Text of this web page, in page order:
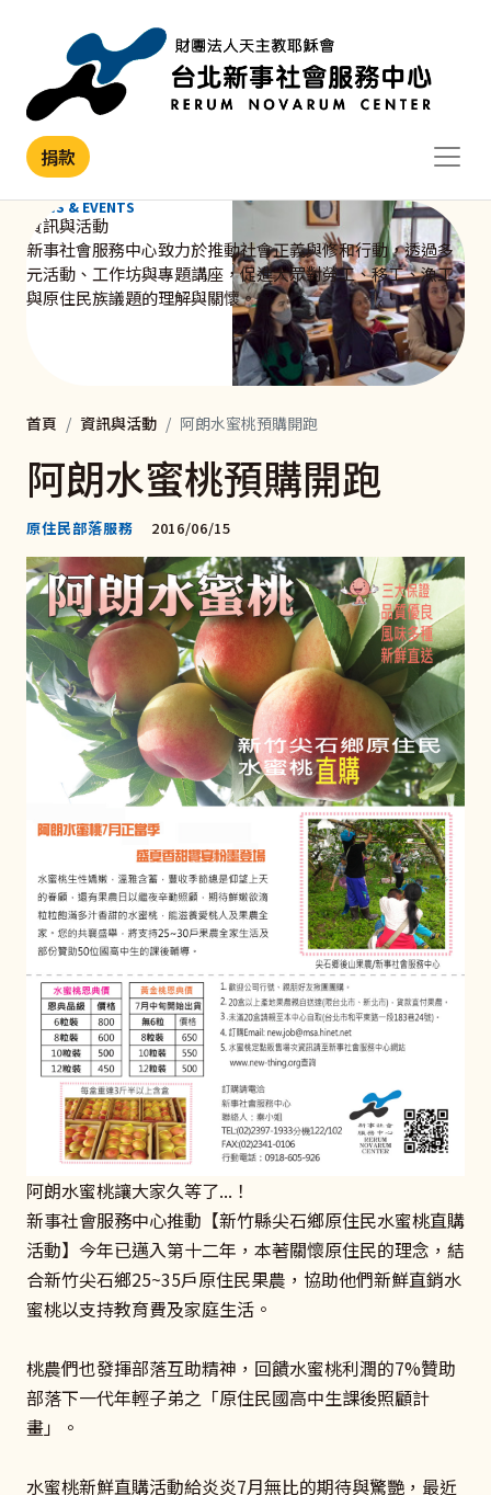
捐款
NEWS & EVENTS
資訊與活動
新事社會服務中心致力於推動社會正義與修和行動，透過多
元活動、工作坊與專題講座，促進大眾對勞工、移工、漁工
與原住民族議題的理解與關懷。
首頁 資訊與活動 阿朗水蜜桃預購開跑
阿朗水蜜桃預購開跑
原住民部落服務 2016/06/15
阿朗水蜜桃讓大家久等了...！
新事社會服務中心推動【新竹縣尖石鄉原住民水蜜桃直購
活動】今年已邁入第十二年，本著關懷原住民的理念，結
合新竹尖石鄉25~35戶原住民果農，協助他們新鮮直銷水
蜜桃以支持教育費及家庭生活。
桃農們也發揮部落互助精神，回饋水蜜桃利潤的7%贊助
部落下一代年輕子弟之「原住民國高中生課後照顧計
畫」。
水蜜桃新鮮直購活動給炎炎7月無比的期待與驚艷，最近